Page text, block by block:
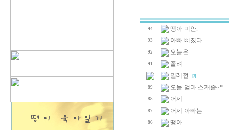
94 땡아 미안.
93 아빠 삐졌다..
92 오늘은
91
졸려
밀레전.. [3]
89 오늘 엄마 스캐줄~*
88 어제
87 어제 아빠는
86 땡아...